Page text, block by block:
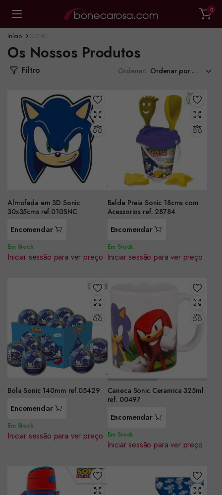
0
Início
Os Nossos Produtos
Filtro Ordenar:
Almofada em 3D Sonic
30x35cms ref.010SNC
Encomendar
Em Stock
Iniciar sessão para ver preço
Balde Praia Sonic 18cms com
Acessorios ref. 28784
Encomendar
Em Stock
Iniciar sessão para ver preço
Bola Sonic 140mm ref.05429
Encomendar
Em Stock
Iniciar sessão para ver preço
Caneca Sonic Ceramica 325ml
ref. 00497
Encomendar
Em Stock
Iniciar sessão para ver preço